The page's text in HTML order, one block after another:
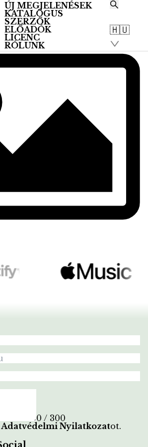
ÚJ MEGJELENÉSEK
KATALÓGUS
SZERZŐK
ELŐADÓK
LICENC
RÓLUNK
🇭🇺
0 / 300
Adatvédelmi Nyilatkozatot.